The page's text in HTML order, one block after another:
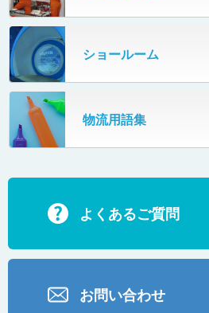
DHC350
667
SR802
ECD500A・ECD800・ECD1500
ECD2700
BD200・BD1000
牛乳パック自動投入装置
ターンコンベヤ
マルチレーンダイバータ®
カーゴタイザ
ショールーム
物流用語集
よくあるご質問
お問い合わせ